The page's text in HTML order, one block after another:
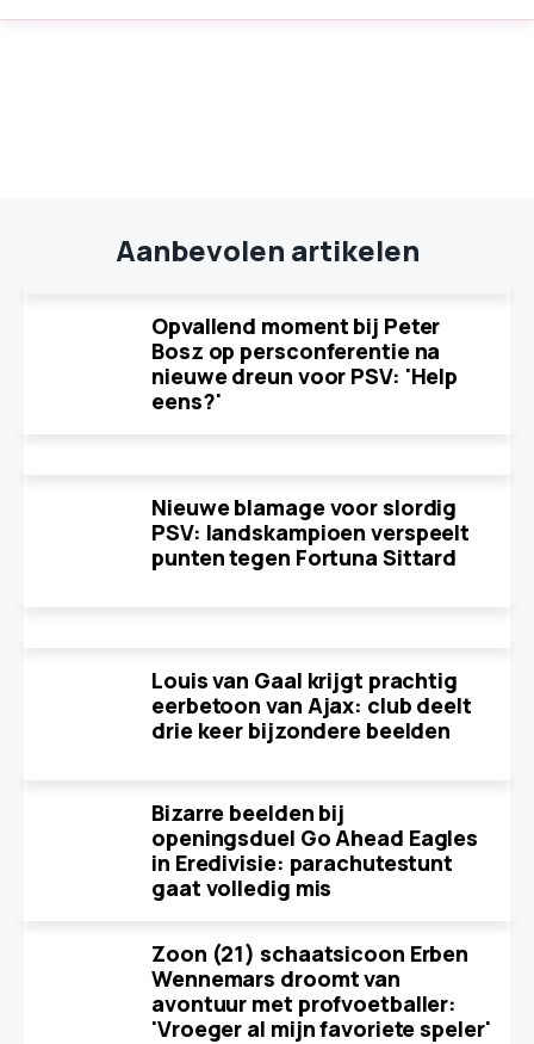
Aanbevolen artikelen
Opvallend moment bij Peter
Bosz op persconferentie na
nieuwe dreun voor PSV: 'Help
eens?'
Nieuwe blamage voor slordig
PSV: landskampioen verspeelt
punten tegen Fortuna Sittard
Louis van Gaal krijgt prachtig
eerbetoon van Ajax: club deelt
drie keer bijzondere beelden
Bizarre beelden bij
openingsduel Go Ahead Eagles
in Eredivisie: parachutestunt
gaat volledig mis
Zoon (21) schaatsicoon Erben
Wennemars droomt van
avontuur met profvoetballer:
'Vroeger al mijn favoriete speler'